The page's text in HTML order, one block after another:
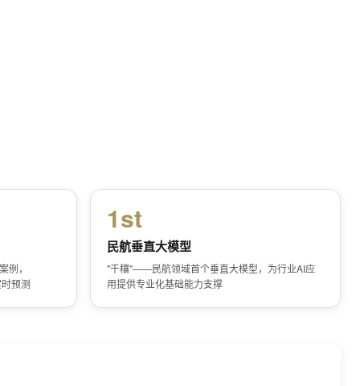
例，
预测
1st
民航垂直大模型
"千穰"——民航领域首个垂直大模型，为行业AI应
用提供专业化基础能力支撑